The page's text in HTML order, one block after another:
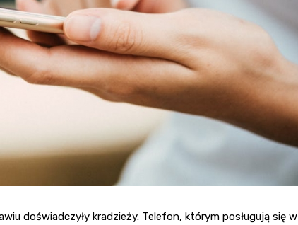
doświadczyły kradzieży. Telefon, którym posługują się w